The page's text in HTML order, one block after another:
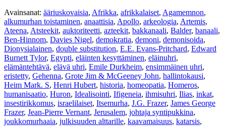
Avainsanat: ääriuskovaisia, Afrikka, afrikkalaiset, Agamemnon,
alkumurhan toistaminen, anaattisia, Apollo, arkeologia, Artemis,
Ateena, Atsteekit, auktoriteetti, azteekit, bakkanaali, Balder, banaali,
Ben-Hinnom, Davies Nigel, demokratia, demoni, demonisoida,
Dionysialainen, double substitution, E.E. Evans-Pritchard, Edward
Burnett Tylor, Egypti, eläinten kesyttäminen, eläinuhri,
elämäntehtävä, elävä uhri, Emile Durkheim, ensimmäinen uhri,
eristetty, Gehenna, Grote Jim & McGeeney John, hallintokausi,
Heim Mark. S, Henri Hubert, historia, homeopatia, Homeros,
humanisaatio, Huron, Idealisointi, Ifigeneia, ihmisuhri, Ilias, inkat,
insestirikkomus, israelilaiset, Itsemurha, J.G. Frazer, James George
Frazer, Jean-Pierre Vernant, Jerusalem, johtaja syntipukkina,
joukkomurhaaia, julkisuuden alttarille, kaavamaisuus, katarsis,